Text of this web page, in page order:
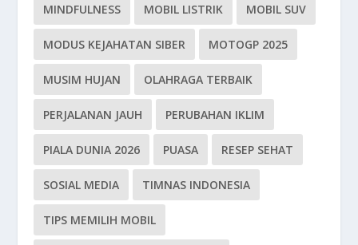
MINDFULNESS MOBIL LISTRIK MOBIL SUV
MODUS KEJAHATAN SIBER MOTOGP 2025
MUSIM HUJAN OLAHRAGA TERBAIK
PERJALANAN JAUH PERUBAHAN IKLIM
PIALA DUNIA 2026 PUASA RESEP SEHAT
SOSIAL MEDIA TIMNAS INDONESIA
TIPS MEMILIH MOBIL